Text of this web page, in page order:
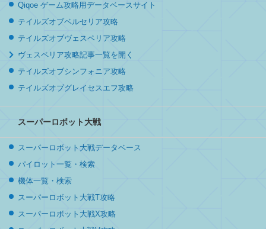
Qiqoe ゲーム攻略用データベースサイト
テイルズオブベルセリア攻略
テイルズオブヴェスペリア攻略
ヴェスペリア攻略記事一覧を開く
テイルズオブシンフォニア攻略
テイルズオブグレイセスエフ攻略
スーパーロボット大戦
スーパーロボット大戦データベース
パイロット一覧・検索
機体一覧・検索
スーパーロボット大戦T攻略
スーパーロボット大戦X攻略